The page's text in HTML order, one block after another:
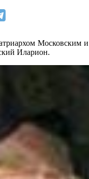
Иларион.